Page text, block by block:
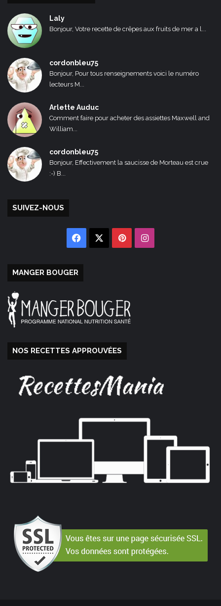
Laly
Bonjour, Votre recette de crêpes aux fruits de mer a l...
cordonbleu75
Bonjour, Pour tous renseignements voici le numéro
lecteurs M...
Arlette Auduc
Comment faire pour acheter des assiettes Maxwell and
William...
cordonbleu75
Bonjour, Effectivement la saucisse de Morteau est crue
:-) B...
SUIVEZ-NOUS
Facebook PinterestInstagram
MANGER BOUGER
NOS RECETTES APPROUVÉES